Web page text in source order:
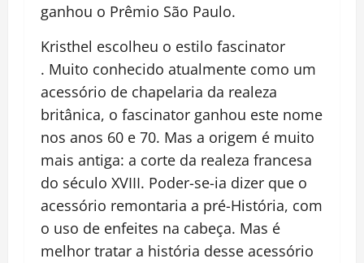
ganhou o Prêmio São Paulo.
Kristhel escolheu o estilo fascinator
. Muito conhecido atualmente como um
acessório de chapelaria da realeza
britânica, o fascinator ganhou este nome
nos anos 60 e 70. Mas a origem é muito
mais antiga: a corte da realeza francesa
do século XVIII. Poder-se-ia dizer que o
acessório remontaria a pré-História, com
o uso de enfeites na cabeça. Mas é
melhor tratar a história desse acessório